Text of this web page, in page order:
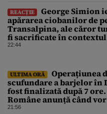
REACȚIE
George Simion
apărarea ciobanilor de
Transalpina, ale căror
fi sacrificate în contextul
focarului de variolă ovină
22:44
ULTIMA ORĂ
Operațiunea
scufundare a barjelor în
fost finalizată după 7
Române anunță când
simțite efectele
21:56